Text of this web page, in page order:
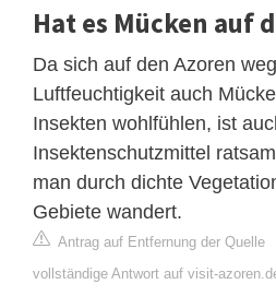
Hat es Mücken auf
Da sich auf den Azoren
Luftfeuchtigkeit auch
Insekten wohlfühlen, ist
Insektenschutzmittel
man durch dichte
Gebiete wandert.
Antrag auf Entfernung der Quelle
vollständige Antwort auf visit-